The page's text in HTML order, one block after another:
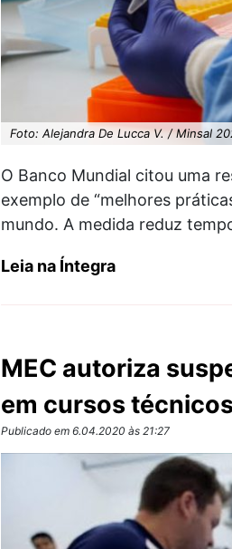
Foto: Alejandra De Lucca V. / Minsal
O Banco Mundial citou uma
exemplo de “melhores
mundo. A medida reduz
Leia na Íntegra
MEC autoriza
em cursos
Publicado em 6.04.2020 às 21:27